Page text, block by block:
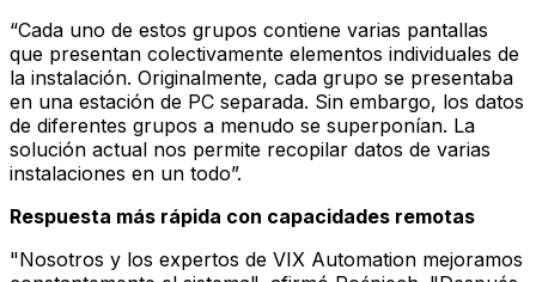
“Cada uno de estos grupos contiene varias pantallas
que presentan colectivamente elementos individuales de
la instalación. Originalmente, cada grupo se presentaba
en una estación de PC separada. Sin embargo, los datos
de diferentes grupos a menudo se superponían. La
solución actual nos permite recopilar datos de varias
instalaciones en un todo”.
Respuesta más rápida con capacidades remotas
"Nosotros y los expertos de VIX Automation mejoramos